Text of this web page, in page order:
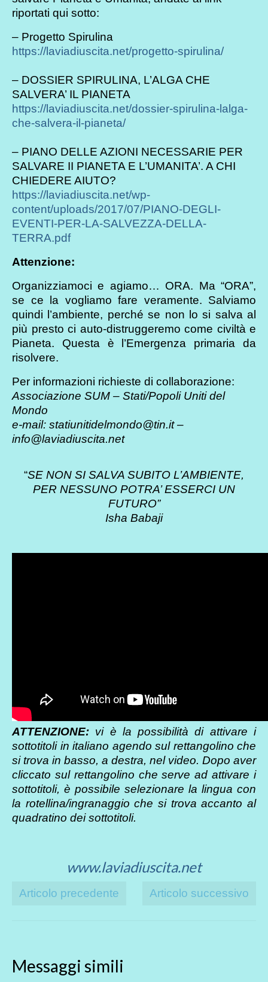
riportati qui sotto:
– Progetto Spirulina
https://laviadiuscita.net/progetto-spirulina/
– DOSSIER SPIRULINA, L’ALGA CHE
SALVERA’ IL PIANETA
https://laviadiuscita.net/dossier-spirulina-lalga-
che-salvera-il-pianeta/
– PIANO DELLE AZIONI NECESSARIE PER
SALVARE II PIANETA E L’UMANITA’. A CHI
CHIEDERE AIUTO?
https://laviadiuscita.net/wp-
content/uploads/2017/07/PIANO-DEGLI-
EVENTI-PER-LA-SALVEZZA-DELLA-
TERRA.pdf
Attenzione:
Organizziamoci e agiamo… ORA. Ma “ORA”,
se ce la vogliamo fare veramente. Salviamo
quindi l’ambiente, perché se non lo si salva al
più presto ci auto-distruggeremo come civiltà e
Pianeta. Questa è l’Emergenza primaria da
risolvere.
Per informazioni richieste di collaborazione:
Associazione SUM – Stati/Popoli Uniti del
Mondo
e-mail: statiunitidelmondo@tin.it –
info@laviadiuscita.net
“SE NON SI SALVA SUBITO L’AMBIENTE,
PER NESSUNO POTRA’ ESSERCI UN
FUTURO”
Isha Babaji
ATTENZIONE: vi è la possibilità di attivare i
sottotitoli in italiano agendo sul rettangolino che
si trova in basso, a destra, nel video. Dopo aver
cliccato sul rettangolino che serve ad attivare i
sottotitoli, è possibile selezionare la lingua con
la rotellina/ingranaggio che si trova accanto al
quadratino dei sottotitoli.
www.laviadiuscita.net
Articolo precedente Articolo successivo
Messaggi simili